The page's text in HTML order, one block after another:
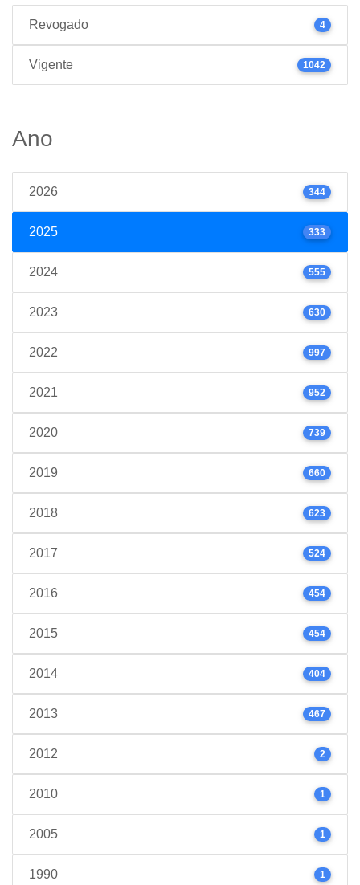
Revogado 4
Vigente 1042
Ano
2026 344
2025 333
2024 555
2023 630
2022 997
2021 952
2020 739
2019 660
2018 623
2017 524
2016 454
2015 454
2014 404
2013 467
2012 2
2010 1
2005 1
1990 1